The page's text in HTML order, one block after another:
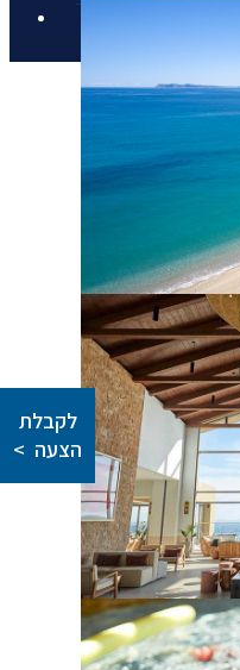
לקבלת
הצעה >